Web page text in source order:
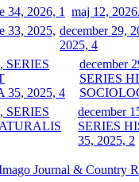
maj 12, 2026
december 29,
2025, 4
december
SERIES
december
SERIES
35, 2025, 2